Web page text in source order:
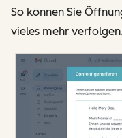
So können Sie
vieles mehr